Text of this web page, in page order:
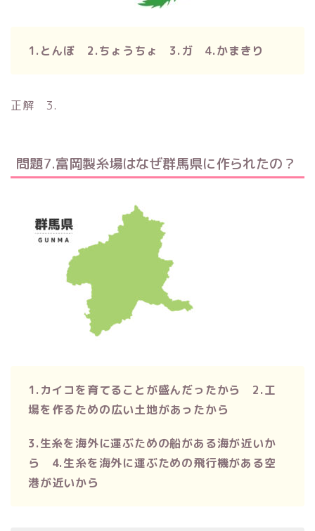
1.とんぼ 2.ちょうちょ 3.ガ 4.かまきり
正解 3.
問題7.富岡製糸場はなぜ群馬県に作られたの？
1.カイコを育てることが盛んだったから 2.工
場を作るための広い土地があったから
3.生糸を海外に運ぶための船がある海が近いか
ら 4.生糸を海外に運ぶための飛行機がある空
港が近いから